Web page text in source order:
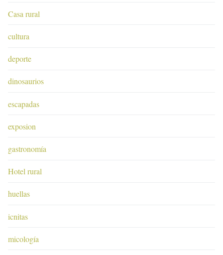
Casa rural
cultura
deporte
dinosaurios
escapadas
exposion
gastronomía
Hotel rural
huellas
icnitas
micología